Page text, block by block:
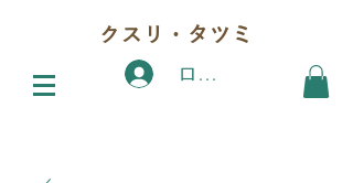
クスリ・タツミ
ログイン